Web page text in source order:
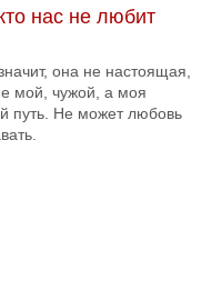
нас не любит
она не настоящая,
мой, чужой, а моя
путь. Не может любовь